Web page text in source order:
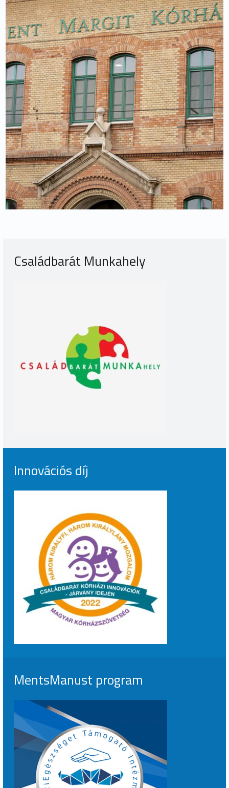
Családbarát Munkahely
Innovációs díj
MentsManust program